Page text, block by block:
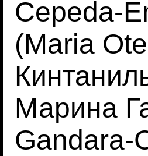
Cepeda-
(Maria
Марина
Gandara-